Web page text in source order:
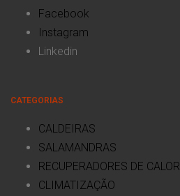
Facebook
Instagram
Linkedin
CATEGORIAS
CALDEIRAS
SALAMANDRAS
RECUPERADORES DE CALOR
CLIMATIZAÇÃO